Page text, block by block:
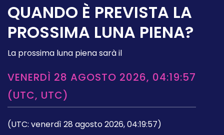
QUANDO È PREVISTA LA
PROSSIMA LUNA PIENA?
La prossima luna piena sarà il
VENERDÌ 28 AGOSTO 2026, 04:19:57
(UTC, UTC)
(UTC: venerdì 28 agosto 2026, 04:19:57)